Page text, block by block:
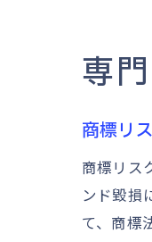
専
商標リ
商標リス
ンド毀損
て、商標